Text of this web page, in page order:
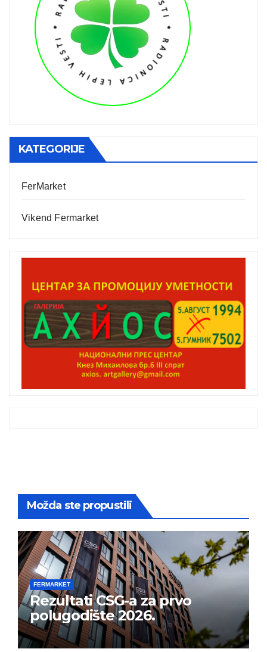
KATEGORIJE
FerMarket
Vikend Fermarket
Možda ste propustili
FERMARKET
Rezultati CSG-a za prvo
polugodište 2026.